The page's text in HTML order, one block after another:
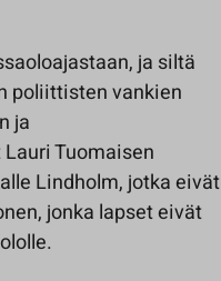
ja siltä
poliittisten vankien
ja
Tuomaisen
Lindholm, jotka eivät
jonka lapset eivät